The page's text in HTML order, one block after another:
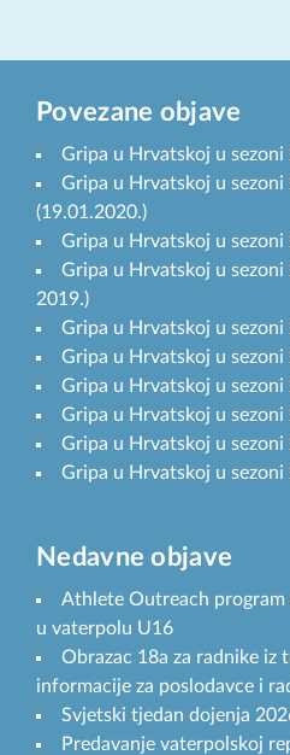
Povezane objave
Gripa u Hrvatskoj u
Gripa u Hrvatskoj u
(19.01.2020.)
Gripa u Hrvatskoj u
Gripa u Hrvatskoj u
2019.)
Gripa u Hrvatskoj u
Gripa u Hrvatskoj u
Gripa u Hrvatskoj u
Gripa u Hrvatskoj u
Gripa u Hrvatskoj u
Gripa u Hrvatskoj u
Nedavne objave
Athlete Outreach program
u vaterpolu U16
Obrazac 18a za radnike iz
informacije za poslodavce i
Svjetski tjedan dojenja
Predavanje vaterpolskoj